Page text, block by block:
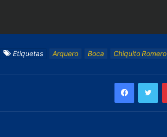
Etiquetas Arquero Boca Chiquito Romero